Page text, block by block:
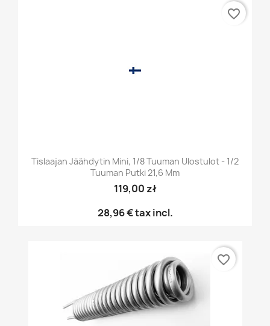
Tislaajan Jäähdytin Mini, 1/8 Tuuman Ulostulot - 1/2
Tuuman Putki 21,6 Mm
119,00 zł
28,96 €tax incl.
favorite_border
favorite_border